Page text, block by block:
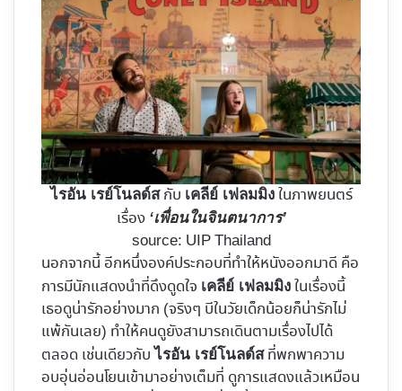
ไรอัน เรย์โนลด์สกับ เคลีย์ เฟลมมิงในภาพยนตร์
เรื่อง ‘เพื่อนในจินตนาการ’
source: UIP Thailand
นอกจากนี้ อีกหนึ่งองค์ประกอบที่ทำให้หนังออกมาดี คือ
การมีนักแสดงนำที่ดึงดูดใจ เคลีย์ เฟลมมิง ในเรื่องนี้
เธอดูน่ารักอย่างมาก (จริงๆ บีในวัยเด็กน้อยก็น่ารักไม่
แพ้กันเลย) ทำให้คนดูยังสามารถเดินตามเรื่องไปได้
ตลอด เช่นเดียวกับไรอัน เรย์โนลด์สที่พกพาความ
อบอุ่นอ่อนโยนเข้ามาอย่างเต็มที่ ดูการแสดงแล้วเหมือน